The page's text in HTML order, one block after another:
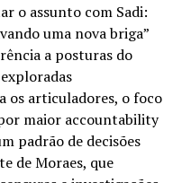
o assunto com Sadi:
uma nova briga”
a posturas do
os articuladores, o foco
maior accountability
padrão de decisões
de Moraes, que